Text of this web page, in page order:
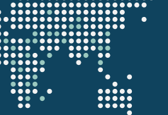
e
s
c
h
c